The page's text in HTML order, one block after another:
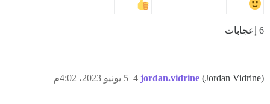
6 إعجابات
jordan.vidrine (Jordan Vidrine) 5 يونيو 2023، 4:02م 4